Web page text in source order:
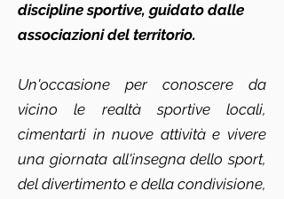
discipline sportive, guidato dalle
associazioni del territorio.
Un'occasione per conoscere da
vicino le realtà sportive locali,
cimentarti in nuove attività e vivere
una giornata all'insegna dello sport,
del divertimento e della condivisione,